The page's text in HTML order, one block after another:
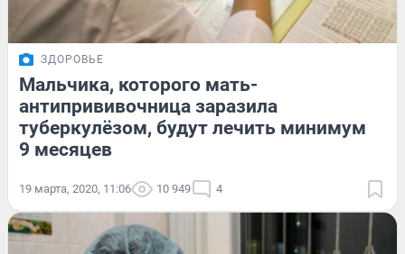
ЗДОРОВЬЕ
Мальчика, которого мать-
антипрививочница заразила
туберкулёзом, будут лечить минимум
9 месяцев
19 марта, 2020, 11:06 10 949 4